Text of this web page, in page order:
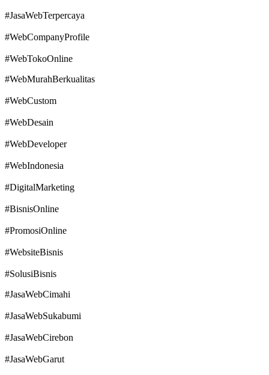
#JasaWebTerpercaya
#WebCompanyProfile
#WebTokoOnline
#WebMurahBerkualitas
#WebCustom
#WebDesain
#WebDeveloper
#WebIndonesia
#DigitalMarketing
#BisnisOnline
#PromosiOnline
#WebsiteBisnis
#SolusiBisnis
#JasaWebCimahi
#JasaWebSukabumi
#JasaWebCirebon
#JasaWebGarut